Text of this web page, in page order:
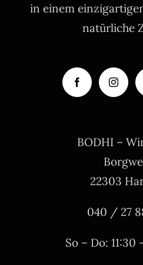
in einem
natürliche
BODHI –
22303
040 / 27
So – Do: 11:30